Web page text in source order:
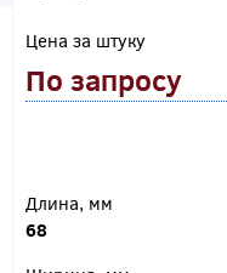
Цена за штуку
По запросу
Длина, мм
68